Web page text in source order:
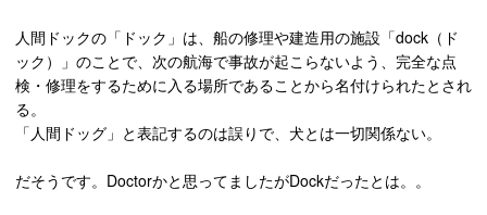
人間ドックの「ドック」は、船の修理や建造用の施設「dock（ド
ック）」のことで、次の航海で事故が起こらないよう、完全な点
検・修理をするために入る場所であることから名付けられたとされ
る。
「人間ドッグ」と表記するのは誤りで、犬とは一切関係ない。
だそうです。Doctorかと思ってましたがDockだったとは。。